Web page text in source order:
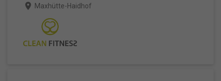
place Maxhütte-Haidhof